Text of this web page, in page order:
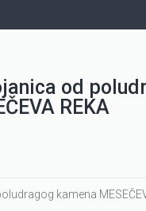
od
REKA
kamena